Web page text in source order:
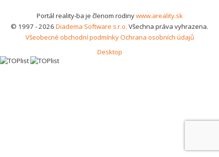
Portál reality-ba je členom rodinywww.areality.sk
© 1997 - 2026 Diadema Software s.r.o. Všechna práva vyhrazena.
Všeobecné obchodní podmínkyOchrana osobních údajů
Desktop